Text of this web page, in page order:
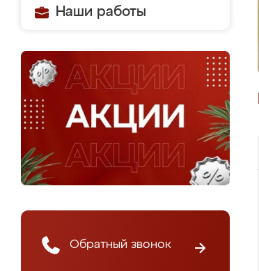
Наши работы
Обратный звонок